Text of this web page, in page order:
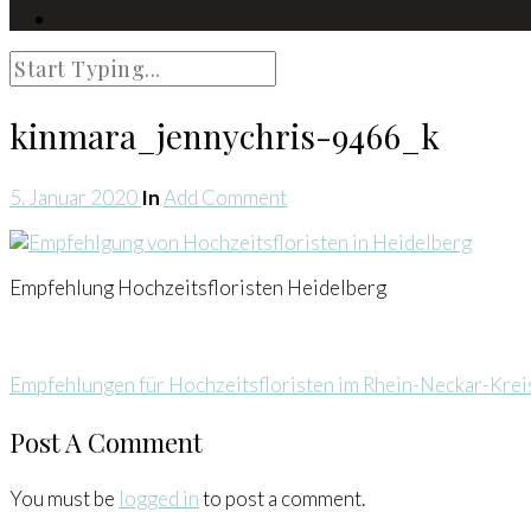
kinmara_jennychris-9466_k
5. Januar 2020 InAdd Comment
Empfehlung Hochzeitsfloristen Heidelberg
Empfehlungen für Hochzeitsfloristen im Rhein-Neckar-
Post A Comment
You must be logged into post a comment.